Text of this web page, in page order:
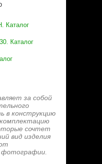
Каталог
Каталог
за собой
в конструкцию
комплектацию
сочтет
вид изделия
фотографии.